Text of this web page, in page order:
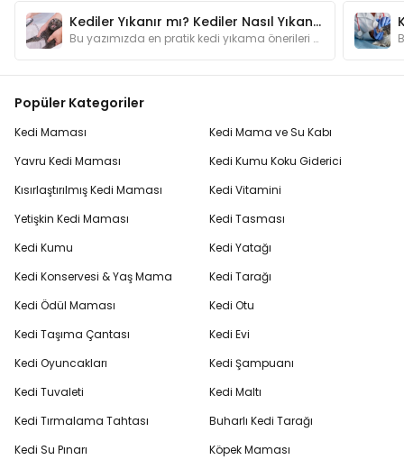
Kediler Yıkanır mı? Kediler Nasıl Yıkanır? En Pratik Yıkama Önerileri
Bu yazımızda en pratik kedi yıkama önerileri hakkında bilgi bulabilirsiniz.
Popüler Kategoriler
Kedi Maması
Yavru Kedi Maması
Kısırlaştırılmış Kedi Maması
Yetişkin Kedi Maması
Kedi Kumu
Kedi Konservesi & Yaş Mama
Kedi Ödül Maması
Kedi Taşıma Çantası
Kedi Oyuncakları
Kedi Tuvaleti
Kedi Tırmalama Tahtası
Kedi Su Pınarı
Kedi Mama ve Su Kabı
Kedi Kumu Koku Giderici
Kedi Vitamini
Kedi Tasması
Kedi Yatağı
Kedi Tarağı
Kedi Otu
Kedi Evi
Kedi Şampuanı
Kedi Maltı
Buharlı Kedi Tarağı
Köpek Maması